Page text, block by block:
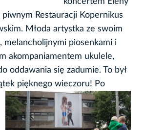
Restauracji Kopernikus
Młoda artystka ze swoim
melancholijnymi piosenkami i
akompaniamentem ukulele,
oddawania się zadumie. To był
pięknego wieczoru! Po